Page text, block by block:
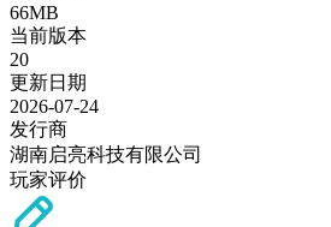
66MB
当前版本
20
更新日期
2026-07-24
发行商
湖南启亮科技有限公司
玩家评价